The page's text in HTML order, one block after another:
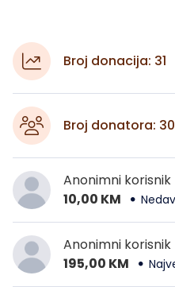
Broj donacija: 31
Broj donatora: 30
Anonimni korisnik
10,00 KM
Anonimni korisnik
195,00 KM